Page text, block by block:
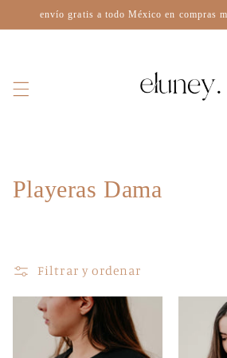
directamente
al contenido
envío gratis a todo México en compras
C
e
Playeras Dama
Filtrar y ordenar